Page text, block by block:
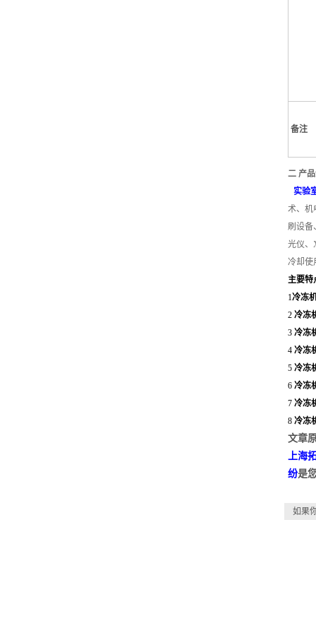
备注
二 产
实验
术、机
刷设备
光仪、
冷却使
主要特
1冷冻
2 冷冻
3 冷冻
4 冷冻
5 冷冻
6 冷冻
7 冷冻
8 冷冻
文章
上海
纷是
如果